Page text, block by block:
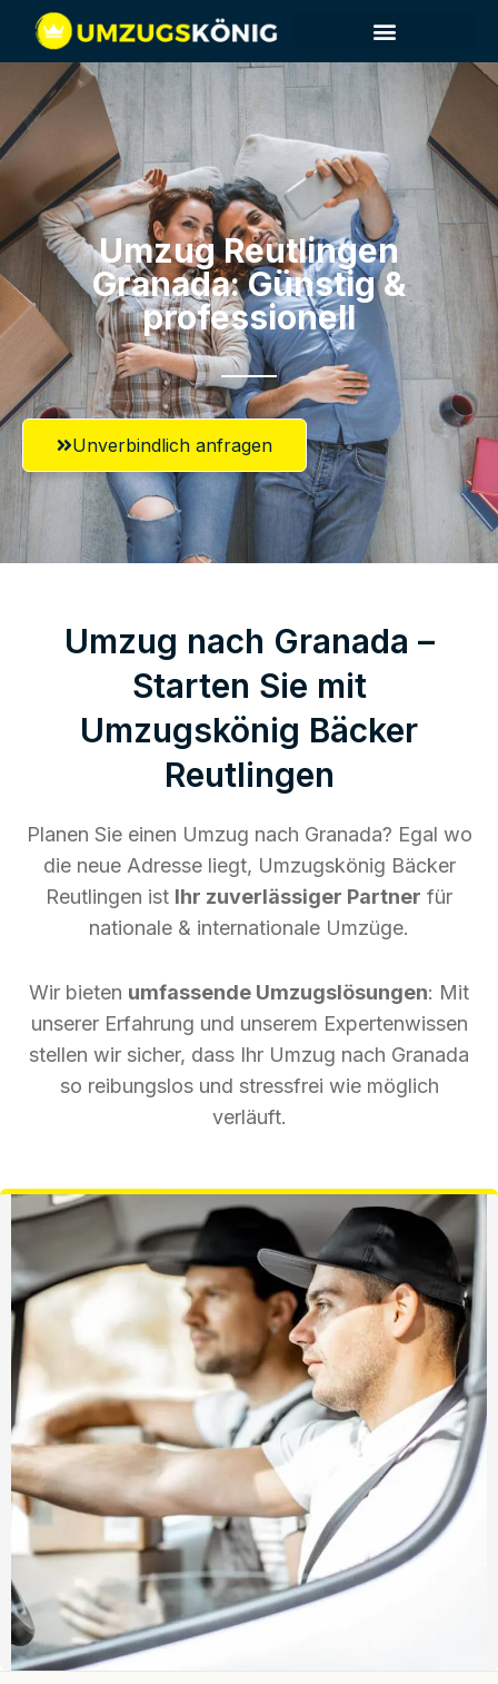
Umzug Reutlingen​
Granada: Günstig &
professionell​
Unverbindlich anfragen
Umzug nach Granada –
Starten Sie mit
Umzugskönig Bäcker
Reutlingen
Planen Sie einen Umzug nach Granada? Egal wo
die neue Adresse liegt, Umzugskönig Bäcker
Reutlingen ist Ihr zuverlässiger Partner für
nationale & internationale Umzüge.
Wir bieten umfassende Umzugslösungen: Mit
unserer Erfahrung und unserem Expertenwissen
stellen wir sicher, dass Ihr Umzug nach Granada
so reibungslos und stressfrei wie möglich
verläuft.